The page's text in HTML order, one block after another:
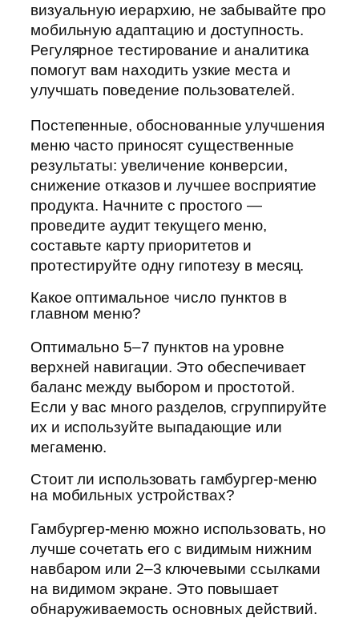
визуальную иерархию, не забывайте про
мобильную адаптацию и доступность.
Регулярное тестирование и аналитика
помогут вам находить узкие места и
улучшать поведение пользователей.
Постепенные, обоснованные улучшения
меню часто приносят существенные
результаты: увеличение конверсии,
снижение отказов и лучшее восприятие
продукта. Начните с простого —
проведите аудит текущего меню,
составьте карту приоритетов и
протестируйте одну гипотезу в месяц.
Какое оптимальное число пунктов в
главном меню?
Оптимально 5–7 пунктов на уровне
верхней навигации. Это обеспечивает
баланс между выбором и простотой.
Если у вас много разделов, сгруппируйте
их и используйте выпадающие или
мегаменю.
Стоит ли использовать гамбургер-меню
на мобильных устройствах?
Гамбургер-меню можно использовать, но
лучше сочетать его с видимым нижним
навбаром или 2–3 ключевыми ссылками
на видимом экране. Это повышает
обнаруживаемость основных действий.